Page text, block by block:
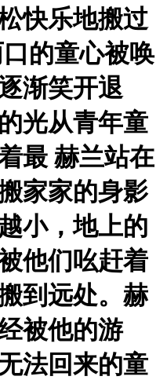
快乐地搬过
的童心被唤
渐笑开退
光从青年童
最 赫兰站在
家家的身影
小，地上的
他们吆赶着
到远处。赫
被他的游
法回来的童